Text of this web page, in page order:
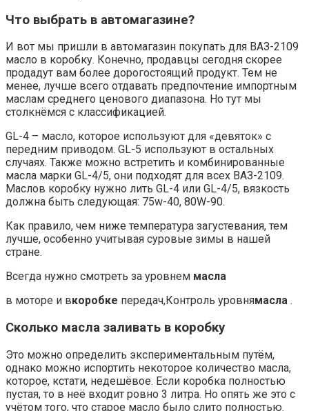
Что выбрать в автомагазине?
И вот мы пришли в автомагазин покупать для ВАЗ-2109
масло в коробку. Конечно, продавцы сегодня скорее
продадут вам более дорогостоящий продукт. Тем не
менее, лучше всего отдавать предпочтение импортным
маслам среднего ценового диапазона. Но тут мы
столкнёмся с классификацией.
GL-4 – масло, которое используют для «девяток» с
передним приводом. GL-5 используют в остальных
случаях. Также можно встретить и комбинированные
масла марки GL-4/5, они подходят для всех ВАЗ-2109.
Маслов коробку нужно лить GL-4 или GL-4/5, вязкость
должна быть следующая: 75w-40, 80W-90.
Как правило, чем ниже температура загустевания, тем
лучше, особенно учитывая суровые зимы в нашей
стране.
Всегда нужно смотреть за уровнем масла
в моторе и вкоробке передач,Контроль уровнямасла .
Сколько масла заливать в коробку
Это можно определить экспериментальным путём,
однако можно испортить некоторое количество масла,
которое, кстати, недешёвое. Если коробка полностью
пустая, то в неё входит ровно 3 литра. Но опять же это с
учётом того, что старое масло было слито полностью.